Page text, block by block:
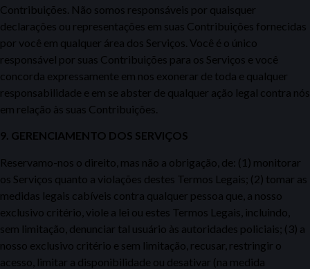
Contribuições. Não somos responsáveis por quaisquer
declarações ou representações em suas Contribuições fornecidas
por você em qualquer área dos Serviços. Você é o único
responsável por suas Contribuições para os Serviços e você
concorda expressamente em nos exonerar de toda e qualquer
responsabilidade e em se abster de qualquer ação legal contra nós
em relação às suas Contribuições.
9. GERENCIAMENTO DOS SERVIÇOS
Reservamo-nos o direito, mas não a obrigação, de: (1) monitorar
os Serviços quanto a violações destes Termos Legais; (2) tomar as
medidas legais cabíveis contra qualquer pessoa que, a nosso
exclusivo critério, viole a lei ou estes Termos Legais, incluindo,
sem limitação, denunciar tal usuário às autoridades policiais; (3) a
nosso exclusivo critério e sem limitação, recusar, restringir o
acesso, limitar a disponibilidade ou desativar (na medida